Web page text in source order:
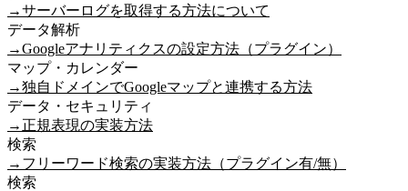
→サーバーログを取得する方法について
データ解析
→Googleアナリティクスの設定方法（プラグイン）
マップ・カレンダー
→独自ドメインでGoogleマップと連携する方法
データ・セキュリティ
→ 正規表現の実装方法
検索
→ フリーワード検索の実装方法（プラグイン有/無）
検索